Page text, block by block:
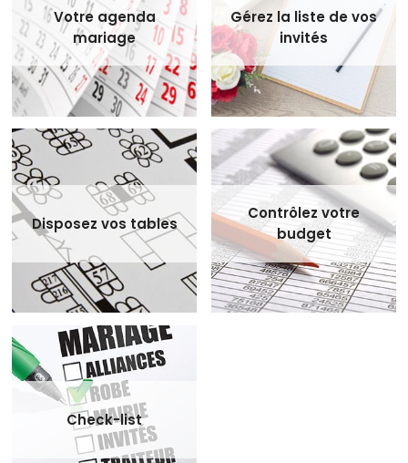
Votre agenda
mariage
Gérez la liste de vos
invités
Disposez vos tables
Contrôlez votre
budget
Check-list